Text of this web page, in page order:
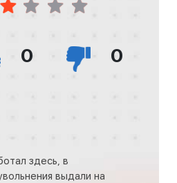
0 0
здесь, в
выдали на